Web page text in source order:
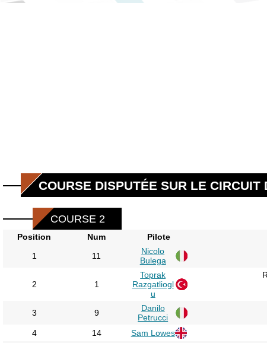
COURSE DISPUTÉE SUR LE
COURSE 2
Position Num Pilote
1
11
Nicolo
Bulega
2 1
Toprak
Razgatliogl
u
3 9
Danilo
Petrucci
4 14 Sam Lowes